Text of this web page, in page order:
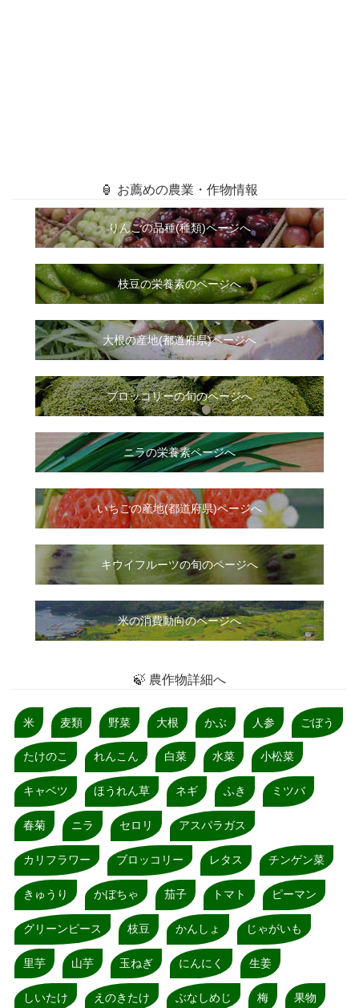
🏮 お薦めの農業・作物情報
りんごの品種(種類)ページへ
枝豆の栄養素のページへ
大根の産地(都道府県)ページへ
ブロッコリーの旬のページへ
ニラの栄養素ページへ
いちごの産地(都道府県)ページへ
キウイフルーツの旬のページへ
米の消費動向のページへ
🍃 農作物詳細へ
米 麦類 野菜 大根 かぶ 人参 ごぼう
たけのこ れんこん 白菜 水菜 小松菜
キャベツ ほうれん草 ネギ ふき ミツバ
春菊 ニラ セロリ アスパラガス
カリフラワー ブロッコリー レタス チンゲン菜
きゅうり かぼちゃ 茄子 トマト ピーマン
グリーンピース 枝豆 かんしょ じゃがいも
里芋 山芋 玉ねぎ にんにく 生姜
しいたけ えのきたけ ぶなしめじ 梅 果物